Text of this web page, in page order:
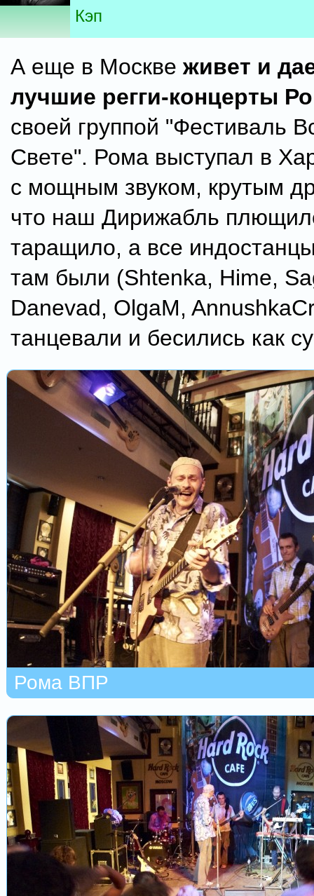
Кэп
А еще в Москве живет и
лучшие регги-концерты
своей группой "Фестиваль
Свете". Рома выступал в
с мощным звуком, крутым
что наш Дирижабль
таращило, а все
там были (Shtenka, Hime,
Danevad, OlgaM,
танцевали и бесились как
Рома ВПР